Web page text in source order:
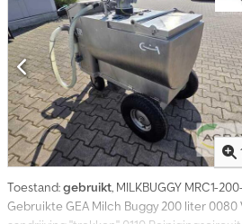
Toestand:gebruikt, MILKBUGGY MRC1-
Gebruikte GEA Milch Buggy 200 liter